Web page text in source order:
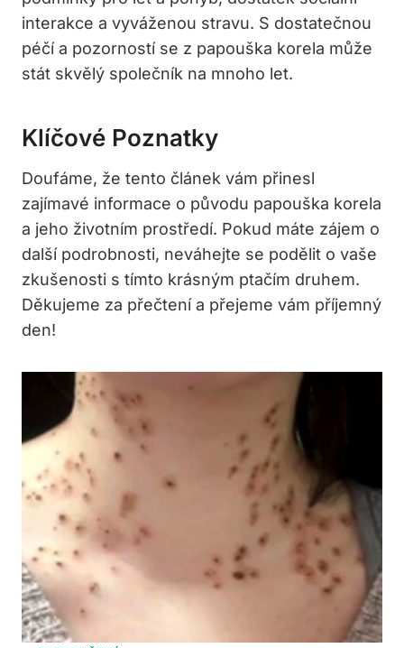
interakce a vyváženou stravu. S dostatečnou
péčí a pozorností se z papouška korela může
stát skvělý společník na mnoho let.
Klíčové Poznatky
Doufáme, že tento článek vám přinesl
zajímavé informace o původu papouška korela
a jeho životním prostředí. Pokud máte zájem o
další podrobnosti, neváhejte se podělit o vaše
zkušenosti s tímto krásným ptačím druhem.
Děkujeme za přečtení a přejeme vám příjemný
den!